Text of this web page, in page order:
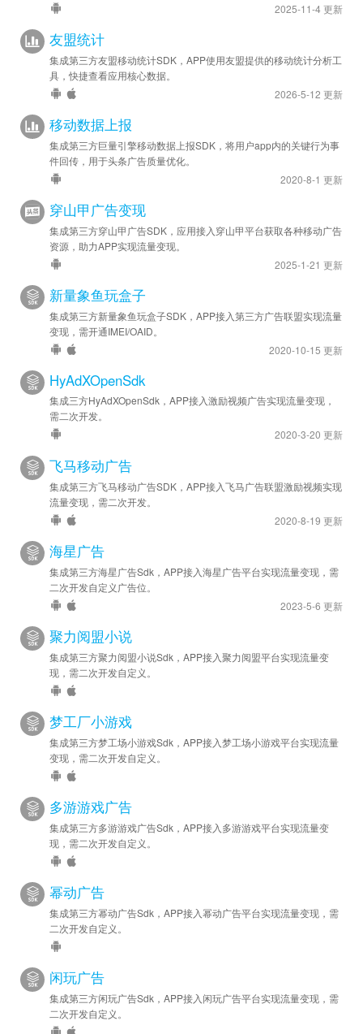
2025-11-4 更新
友盟统计
集成第三方友盟移动统计SDK，APP使用友盟提供的移动统计分析工
具，快捷查看应用核心数据。
2026-5-12 更新
移动数据上报
集成第三方巨量引擎移动数据上报SDK，将用户app内的关键行为事
件回传，用于头条广告质量优化。
2020-8-1 更新
穿山甲广告变现
集成第三方穿山甲广告SDK，应用接入穿山甲平台获取各种移动广告
资源，助力APP实现流量变现。
2025-1-21 更新
新量象鱼玩盒子
集成第三方新量象鱼玩盒子SDK，APP接入第三方广告联盟实现流量
变现，需开通IMEI/OAID。
2020-10-15 更新
HyAdXOpenSdk
集成三方HyAdXOpenSdk，APP接入激励视频广告实现流量变现，
需二次开发。
2020-3-20 更新
飞马移动广告
集成第三方飞马移动广告SDK，APP接入飞马广告联盟激励视频实现
流量变现，需二次开发。
2020-8-19 更新
海星广告
集成第三方海星广告Sdk，APP接入海星广告平台实现流量变现，需
二次开发自定义广告位。
2023-5-6 更新
聚力阅盟小说
集成第三方聚力阅盟小说Sdk，APP接入聚力阅盟平台实现流量变
现，需二次开发自定义。
梦工厂小游戏
集成第三方梦工场小游戏Sdk，APP接入梦工场小游戏平台实现流量
变现，需二次开发自定义。
多游游戏广告
集成第三方多游游戏广告Sdk，APP接入多游游戏平台实现流量变
现，需二次开发自定义。
幂动广告
集成第三方幂动广告Sdk，APP接入幂动广告平台实现流量变现，需
二次开发自定义。
闲玩广告
集成第三方闲玩广告Sdk，APP接入闲玩广告平台实现流量变现，需
二次开发自定义。